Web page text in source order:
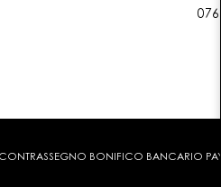
BONIFICO BANCARIO